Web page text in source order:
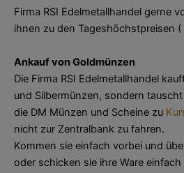
Firma RSI Edelmetallhandel gerne
ihnen zu den Tageshöchstpreisen
Ankauf von Goldmünzen
Die Firma RSI Edelmetallhandel
und Silbermünzen, sondern
die DM Münzen und Scheine zu
nicht zur Zentralbank zu fahren.
Kommen sie einfach vorbei und
oder schicken sie ihre Ware einfach